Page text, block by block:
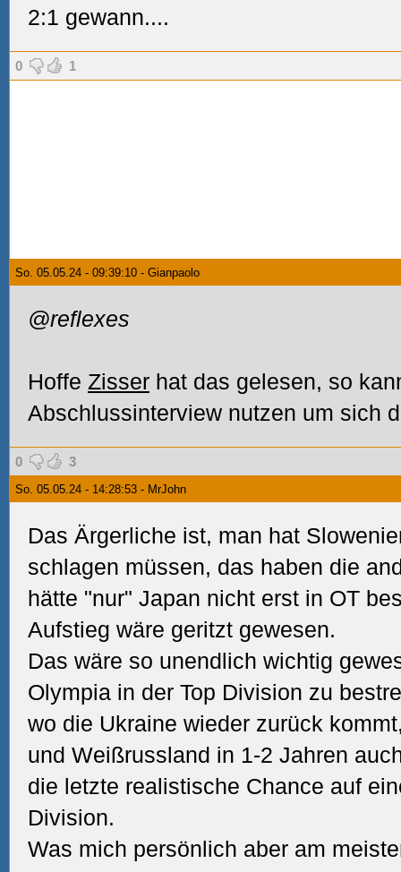
2:1 gewann....
0 1
So. 05.05.24 - 09:39:10 - Gianpaolo
@reflexes
Hoffe Zisser hat das gelesen, so
Abschlussinterview nutzen um sich
0 3
So. 05.05.24 - 14:28:53 - MrJohn
Das Ärgerliche ist, man hat
schlagen müssen, das haben die
hätte "nur" Japan nicht erst in OT
Aufstieg wäre geritzt gewesen.
Das wäre so unendlich wichtig
Olympia in der Top Division zu
wo die Ukraine wieder zurück
und Weißrussland in 1-2 Jahren
die letzte realistische Chance auf
Division.
Was mich persönlich aber am